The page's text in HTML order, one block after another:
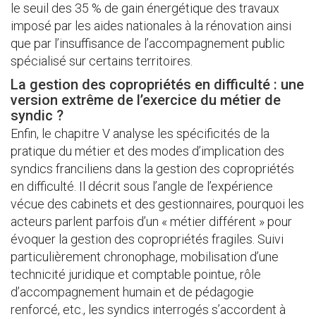
le seuil des 35 % de gain énergétique des travaux
imposé par les aides nationales à la rénovation ainsi
que par l’insuffisance de l’accompagnement public
spécialisé sur certains territoires.
La gestion des copropriétés en difficulté : une
version extrême de l’exercice du métier de
syndic ?
Enfin, le chapitre V analyse les spécificités de la
pratique du métier et des modes d’implication des
syndics franciliens dans la gestion des copropriétés
en difficulté. Il décrit sous l’angle de l’expérience
vécue des cabinets et des gestionnaires, pourquoi les
acteurs parlent parfois d’un « métier différent » pour
évoquer la gestion des copropriétés fragiles. Suivi
particulièrement chronophage, mobilisation d’une
technicité juridique et comptable pointue, rôle
d’accompagnement humain et de pédagogie
renforcé, etc., les syndics interrogés s’accordent à